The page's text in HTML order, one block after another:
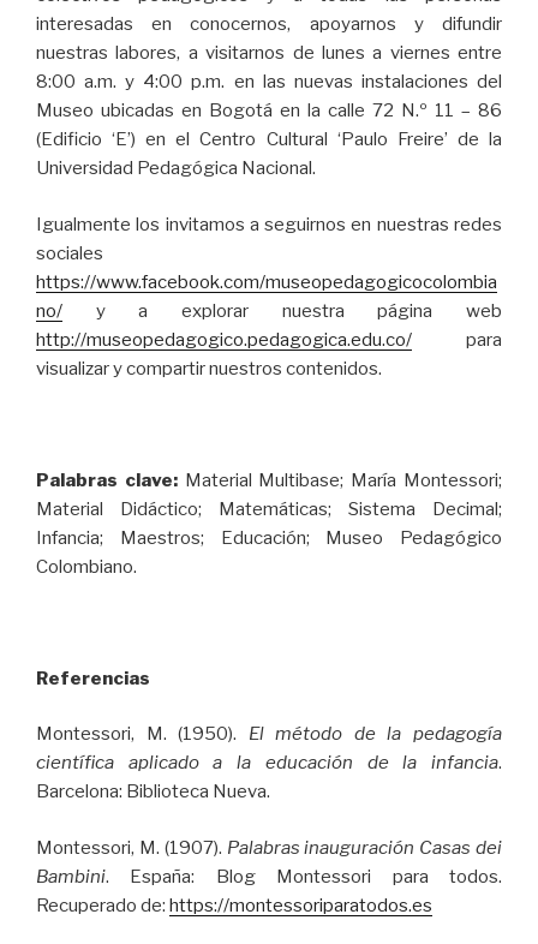
interesadas en conocernos, apoyarnos y difundir
nuestras labores, a visitarnos de lunes a viernes entre
8:00 a.m. y 4:00 p.m. en las nuevas instalaciones del
Museo ubicadas en Bogotá en la calle 72 N.º 11 – 86
(Edificio ‘E’) en el Centro Cultural ‘Paulo Freire’ de la
Universidad Pedagógica Nacional.
Igualmente los invitamos a seguirnos en nuestras redes
sociales
https://www.facebook.com/museopedagogicocolombia
no/ y a explorar nuestra página web
http://museopedagogico.pedagogica.edu.co/ para
visualizar y compartir nuestros contenidos.
Palabras clave: Material Multibase; María Montessori;
Material Didáctico; Matemáticas; Sistema Decimal;
Infancia; Maestros; Educación; Museo Pedagógico
Colombiano.
Referencias
Montessori, M. (1950). El método de la pedagogía
científica aplicado a la educación de la infancia.
Barcelona: Biblioteca Nueva.
Montessori, M. (1907). Palabras inauguración Casas dei
Bambini. España: Blog Montessori para todos.
Recuperado de: https://montessoriparatodos.es